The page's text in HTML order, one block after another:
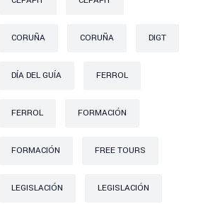
CORUÑA CORUÑA DIGT
DÍA DEL GUÍA FERROL
FERROL FORMACIÓN
FORMACIÓN FREE TOURS
LEGISLACIÓN LEGISLACIÓN